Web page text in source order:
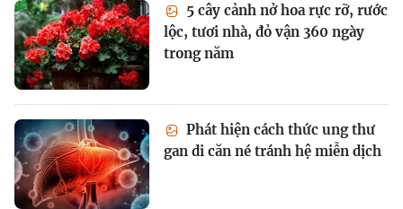
5 cây cảnh nở hoa rực rỡ, rước
lộc, tươi nhà, đỏ vận 360 ngày
trong năm
Phát hiện cách thức ung thư
gan di căn né tránh hệ miễn dịch